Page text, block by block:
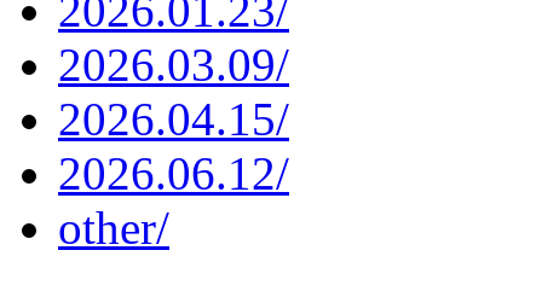
2026.03.09/
2026.04.15/
2026.06.12/
other/